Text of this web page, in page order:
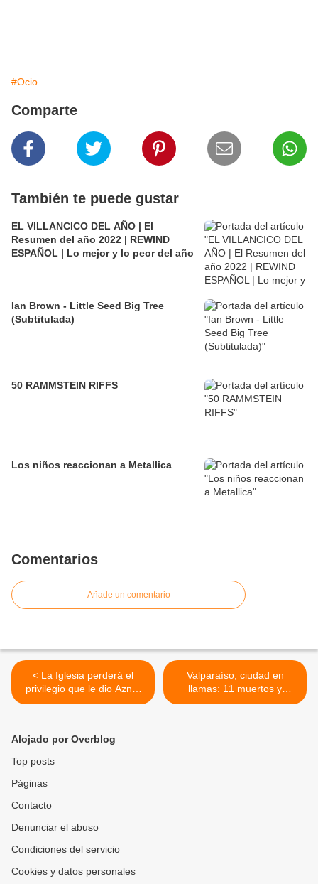
#Ocio
Comparte
También te puede gustar
EL VILLANCICO DEL AÑO | El
Resumen del año 2022 | REWIND
ESPAÑOL | Lo mejor y lo peor del año
Ian Brown - Little Seed Big Tree
(Subtitulada)
50 RAMMSTEIN RIFFS
Los niños reaccionan a Metallica
Comentarios
Añade un comentario
< La Iglesia perderá el
privilegio que le dio Aznar
para adueñarse de
Valparaíso, ciudad en
llamas: 11 muertos y
10.000 evacuados >
Alojado por Overblog
Top posts
Páginas
Contacto
Denunciar el abuso
Condiciones del servicio
Cookies y datos personales